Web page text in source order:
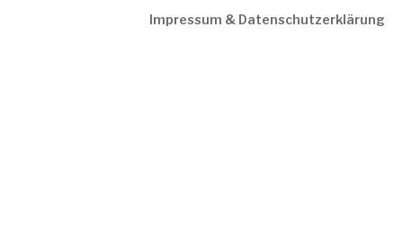
Impressum & Datenschutzerklärung